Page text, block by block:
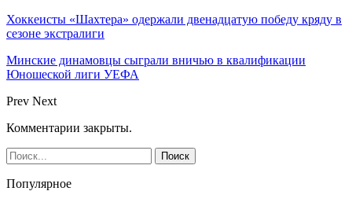
Хоккеисты «Шахтера» одержали двенадцатую победу кряду в
сезоне экстралиги
Минские динамовцы сыграли вничью в квалификации
Юношеской лиги УЕФА
Prev Next
Комментарии закрыты.
Популярное